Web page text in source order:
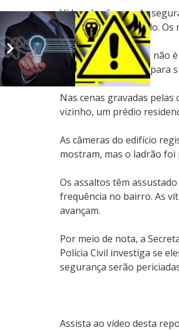
Vídeo de câmera de
Zona Sul de São Paulo.
A diferença é que ele não
técnicas de escalada
Nas cenas gravadas
vizinho, um prédio
As câmeras do edifício
mostram, mas o ladrão
Os assaltos têm
frequência no bairro. As
avançam.
Por meio de nota, a
Polícia Civil investiga se
segurança serão
Assista ao vídeo desta